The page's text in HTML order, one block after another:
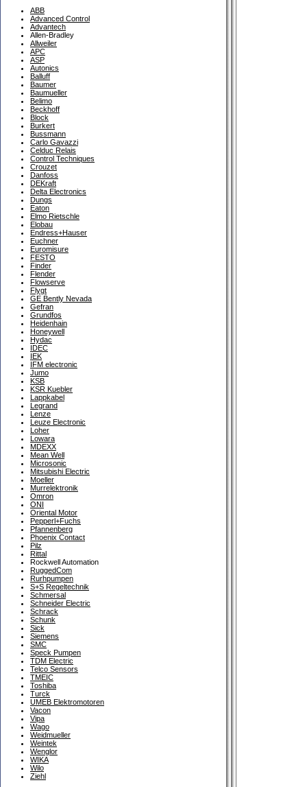
ABB
Advanced Control
Advantech
Allen-Bradley
Allweiler
APC
ASP
Autonics
Balluff
Baumer
Baumueller
Belimo
Beckhoff
Block
Burkert
Bussmann
Carlo Gavazzi
Celduc Relais
Control Techniques
Crouzet
Danfoss
DEKraft
Delta Electronics
Dungs
Eaton
Elmo Rietschle
Elobau
Endress+Hauser
Euchner
Euromisure
FESTO
Finder
Flender
Flowserve
Flygt
GE Bently Nevada
Gefran
Grundfos
Heidenhain
Honeywell
Hydac
IDEC
IEK
IFM electronic
Jumo
KSB
KSR Kuebler
Lappkabel
Legrand
Lenze
Leuze Electronic
Loher
Lowara
MDEXX
Mean Well
Microsonic
Mitsubishi Electric
Moeller
Murrelektronik
Omron
ONI
Oriental Motor
Pepperl+Fuchs
Pfannenberg
Phoenix Contact
Pilz
Rittal
Rockwell Automation
RuggedCom
Rurhpumpen
S+S Regeltechnik
Schmersal
Schneider Electric
Schrack
Schunk
Sick
Siemens
SMC
Speck Pumpen
TDM Electric
Telco Sensors
TMEIC
Toshiba
Turck
UMEB Elektromotoren
Vacon
Vipa
Wago
Weidmueller
Weintek
Wenglor
WIKA
Wilo
Ziehl